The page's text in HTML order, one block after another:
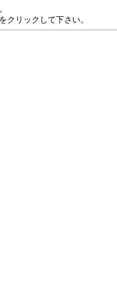
クリックして下さい。